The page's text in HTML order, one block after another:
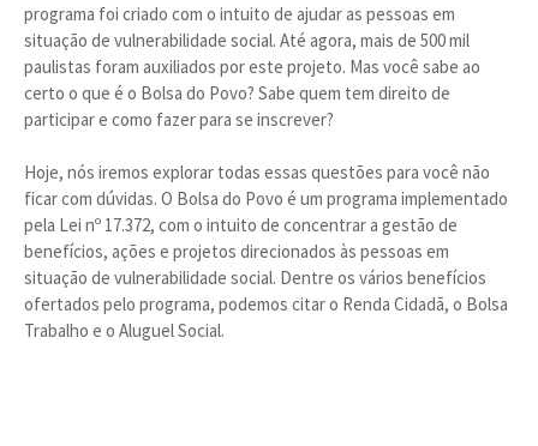
programa foi criado com o intuito de ajudar as pessoas em
situação de vulnerabilidade social. Até agora, mais de 500 mil
paulistas foram auxiliados por este projeto. Mas você sabe ao
certo o que é o Bolsa do Povo? Sabe quem tem direito de
participar e como fazer para se inscrever?
Hoje, nós iremos explorar todas essas questões para você não
ficar com dúvidas. O Bolsa do Povo é um programa implementado
pela Lei nº 17.372, com o intuito de concentrar a gestão de
benefícios, ações e projetos direcionados às pessoas em
situação de vulnerabilidade social. Dentre os vários benefícios
ofertados pelo programa, podemos citar o Renda Cidadã, o Bolsa
Trabalho e o Aluguel Social.